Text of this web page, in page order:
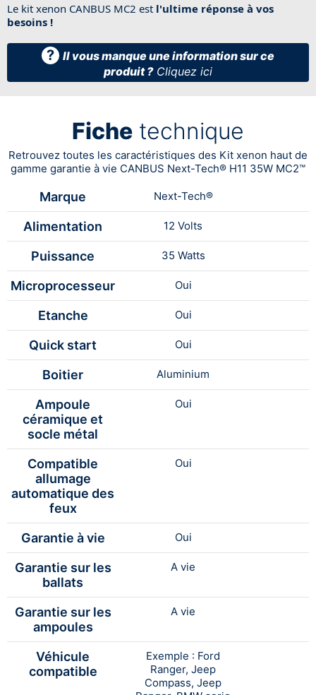
Le kit xenon CANBUS MC2 est l'ultime réponse à vos
besoins !
? Il vous manque une information sur ce
produit ? Cliquez ici
Fiche technique
Retrouvez toutes les caractéristiques des Kit xenon haut de
gamme garantie à vie CANBUS Next-Tech® H11 35W MC2™
Marque Next-Tech®
Alimentation 12 Volts
Puissance 35 Watts
Microprocesseur Oui
Etanche Oui
Quick start Oui
Boitier Aluminium
Ampoule
céramique et
socle métal
Oui
Compatible
allumage
automatique des
feux
Oui
Garantie à vie Oui
Garantie sur les
ballats
A vie
Garantie sur les
ampoules
A vie
Véhicule
compatible
Exemple : Ford
Ranger, Jeep
Compass, Jeep